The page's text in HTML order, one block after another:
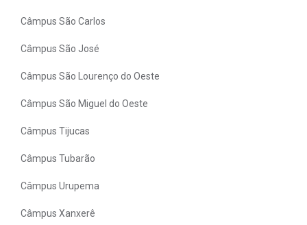
Câmpus São Carlos
Câmpus São José
Câmpus São Lourenço do Oeste
Câmpus São Miguel do Oeste
Câmpus Tijucas
Câmpus Tubarão
Câmpus Urupema
Câmpus Xanxerê